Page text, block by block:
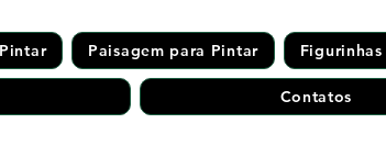
Paisagem para Pintar
Contatos